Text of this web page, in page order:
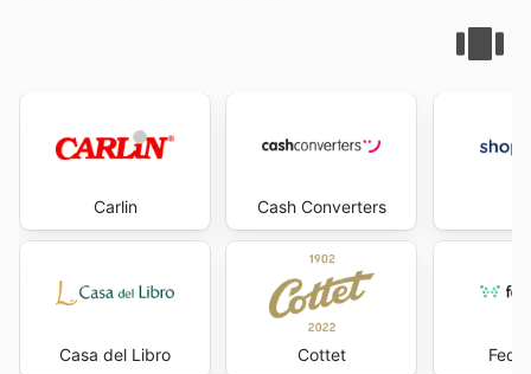
Carlin
Casa del Libro
Cash Converters
Cottet